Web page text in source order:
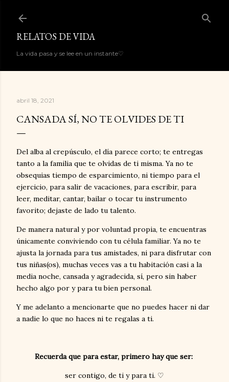
RELATOS DE VIDA
La vida pasa y se lee en un instante♡
abril 18, 2021
CANSADA SÍ, NO TE OLVIDES DE TI
Del alba al crepúsculo, el día parece corto; te entregas
tanto a la familia que te olvidas de ti misma. Ya no te
obsequias tiempo de esparcimiento, ni tiempo para el
ejercicio, para salir de vacaciones, para escribir, para
leer, meditar, cantar, bailar o tocar tu instrumento
favorito; dejaste de lado tu talento.
De manera natural y por voluntad propia, te encuentras
únicamente conviviendo con tu célula familiar. Ya no te
ajusta la jornada para tus amistades, ni para disfrutar con
tus niñas(os), muchas veces vas a tu habitación casi a la
media noche, cansada y agradecida, sí, pero sin haber
hecho algo por y para tu bien personal.
Y me adelanto a mencionarte que no puedes hacer ni dar
a nadie lo que no haces ni te regalas a ti.
Recuerda que para estar, primero hay que ser:
ser contigo, de ti y para ti. ♡